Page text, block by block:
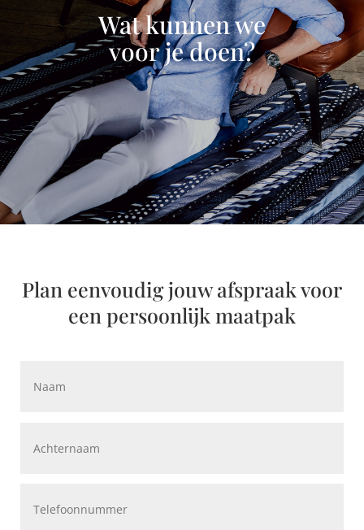
Wat kunnen we
voor je doen?
Plan eenvoudig jouw afspraak voor
een persoonlijk maatpak